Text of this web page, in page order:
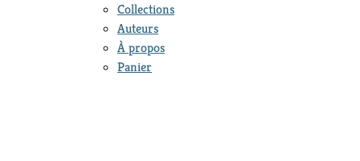
Collections
Auteurs
À propos
Panier